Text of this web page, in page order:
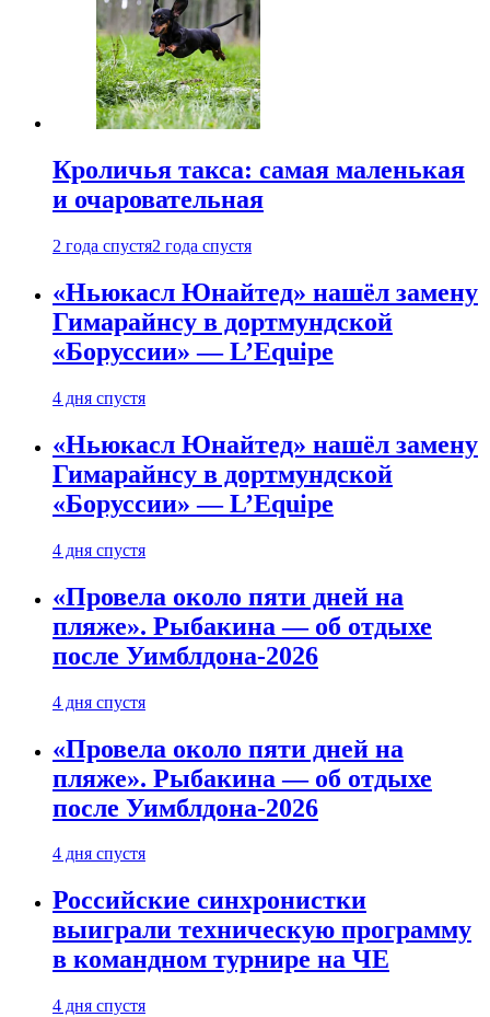
Кроличья такса: самая маленькая
и очаровательная
2 года спустя2 года спустя
«Ньюкасл Юнайтед» нашёл замену
Гимарайнсу в дортмундской
«Боруссии» — L’Equipe
4 дня спустя
«Ньюкасл Юнайтед» нашёл замену
Гимарайнсу в дортмундской
«Боруссии» — L’Equipe
4 дня спустя
«Провела около пяти дней на
пляже». Рыбакина — об отдыхе
после Уимблдона-2026
4 дня спустя
«Провела около пяти дней на
пляже». Рыбакина — об отдыхе
после Уимблдона-2026
4 дня спустя
Российские синхронистки
выиграли техническую программу
в командном турнире на ЧЕ
4 дня спустя